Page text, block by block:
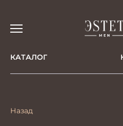
КАТАЛОГ
Назад